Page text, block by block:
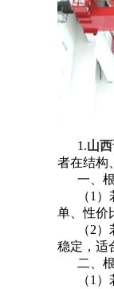
1.山
者在结构
一、
（1
单、性价
（2
稳定，适
二、
（1